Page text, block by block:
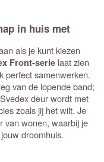
in huis met
als je kunt kiezen
Front-serie laat zien
perfect samenwerken.
van de lopende band;
deur wordt met
zoals jij het wilt. Je
van wonen, waarbij je
droomhuis.